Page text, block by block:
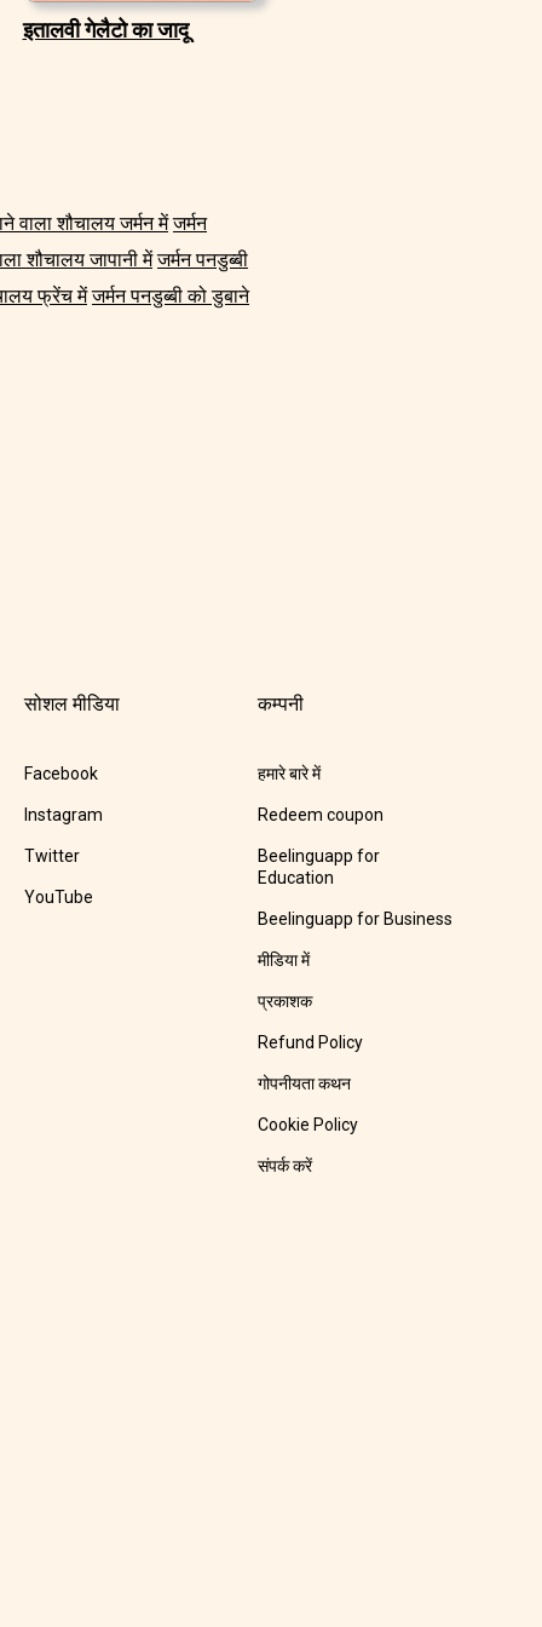
इतालवी गेलैटो का जादू
वाला शौचालय जर्मन में जर्मन
शौचालय जापानी में जर्मन पनडुब्बी
फ्रेंच में जर्मन पनडुब्बी को डुबाने
सोशल मीडिया
Facebook
Instagram
Twitter
YouTube
कम्पनी
हमारे बारे में
Redeem coupon
Beelinguapp for
Education
Beelinguapp for Business
मीडिया में
प्रकाशक
Refund Policy
गोपनीयता कथन
Cookie Policy
संपर्क करें